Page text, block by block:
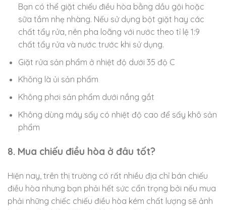
Bạn có thể giặt chiếu điều hòa bằng dầu gội hoặc
sữa tắm nhẹ nhàng. Nếu sử dụng bột giặt hay các
chất tẩy rửa, nên pha loãng với nước theo tỉ lệ 1:9
chất tẩy rửa và nước trước khi sử dụng.
Giặt rửa sản phẩm ở nhiệt độ dưới 35 độ C
Không là ủi sản phẩm
Không phơi sản phẩm dưới nắng gắt
Không dùng máy sấy có nhiệt độ cao để sấy khô sản
phẩm
8. Mua chiếu điều hòa ở đâu tốt?
Hiện nay, trên thị trường có rất nhiều địa chỉ bán chiếu
điều hòa nhưng bạn phải hết sức cẩn trọng bởi nếu mua
phải những chiếc chiếu điều hòa kém chất lượng sẽ ảnh